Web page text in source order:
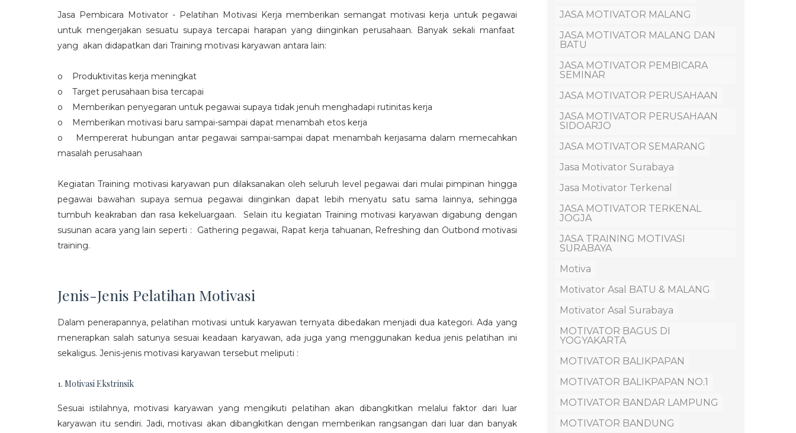
Jasa Pembicara Motivator - Pelatihan Motivasi Kerja memberikan semangat motivasi kerja untuk pegawai
untuk mengerjakan sesuatu supaya tercapai harapan yang diinginkan perusahaan. Banyak sekali manfaat
yang akan didapatkan dari Training motivasi karyawan antara lain:
o Produktivitas kerja meningkat
o Target perusahaan bisa tercapai
o Memberikan penyegaran untuk pegawai supaya tidak jenuh menghadapi rutinitas kerja
o Memberikan motivasi baru sampai-sampai dapat menambah etos kerja
o Mempererat hubungan antar pegawai sampai-sampai dapat menambah kerjasama dalam memecahkan
masalah perusahaan
Kegiatan Training motivasi karyawan pun dilaksanakan oleh seluruh level pegawai dari mulai pimpinan hingga
pegawai bawahan supaya semua pegawai diinginkan dapat lebih menyatu satu sama lainnya, sehingga
tumbuh keakraban dan rasa kekeluargaan. Selain itu kegiatan Training motivasi karyawan digabung dengan
susunan acara yang lain seperti : Gathering pegawai, Rapat kerja tahuanan, Refreshing dan Outbond motivasi
training.
Jenis-Jenis Pelatihan Motivasi
Dalam penerapannya, pelatihan motivasi untuk karyawan ternyata dibedakan menjadi dua kategori. Ada yang
menerapkan salah satunya sesuai keadaan karyawan, ada juga yang menggunakan kedua jenis pelatihan ini
sekaligus. Jenis-jenis motivasi karyawan tersebut meliputi :
1. Motivasi Ekstrinsik
Sesuai istilahnya, motivasi karyawan yang mengikuti pelatihan akan dibangkitkan melalui faktor dari luar
karyawan itu sendiri. Jadi, motivasi akan dibangkitkan dengan memberikan rangsangan dari luar dan banyak
JASA MOTIVATOR MALANG
JASA MOTIVATOR MALANG DAN
BATU
JASA MOTIVATOR PEMBICARA
SEMINAR
JASA MOTIVATOR PERUSAHAAN
JASA MOTIVATOR PERUSAHAAN
SIDOARJO
JASA MOTIVATOR SEMARANG
Jasa Motivator Surabaya
Jasa Motivator Terkenal
JASA MOTIVATOR TERKENAL
JOGJA
JASA TRAINING MOTIVASI
SURABAYA
Motiva
Motivator Asal BATU & MALANG
Motivator Asal Surabaya
MOTIVATOR BAGUS DI
YOGYAKARTA
MOTIVATOR BALIKPAPAN
MOTIVATOR BALIKPAPAN NO.1
MOTIVATOR BANDAR LAMPUNG
MOTIVATOR BANDUNG